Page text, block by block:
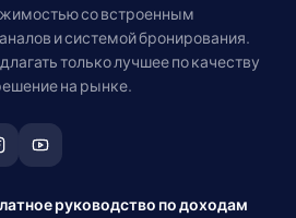
со встроенным
и системой бронирования.
только лучшее по качеству
на рынке.
руководство по доходам